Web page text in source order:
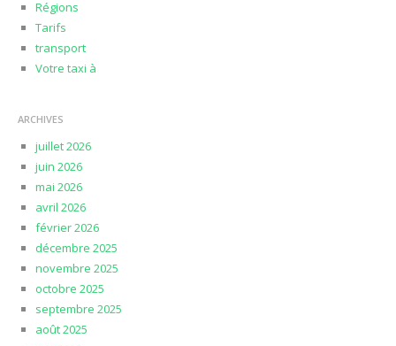
Régions
Tarifs
transport
Votre taxi à
ARCHIVES
juillet 2026
juin 2026
mai 2026
avril 2026
février 2026
décembre 2025
novembre 2025
octobre 2025
septembre 2025
août 2025